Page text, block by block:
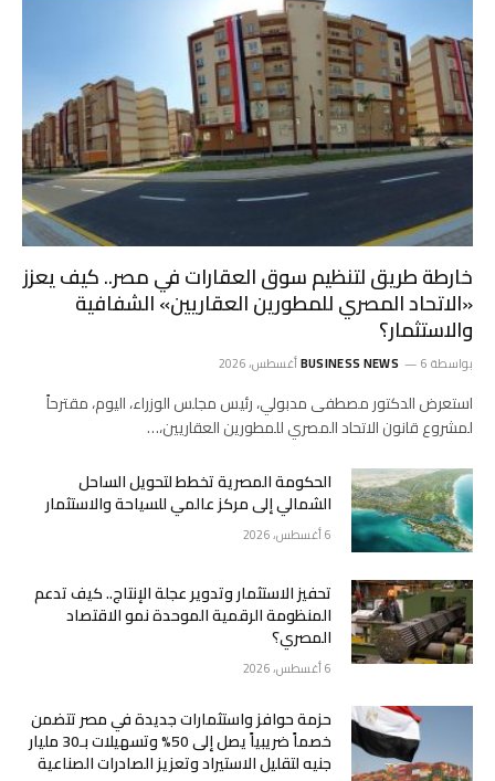
خارطة طريق لتنظيم سوق العقارات في مصر.. كيف يعزز
«الاتحاد المصري للمطورين العقاريين» الشفافية
والاستثمار؟
بواسطة BUSINESS NEWS 6 أغسطس، 2026
استعرض الدكتور مصطفى مدبولي، رئيس مجلس الوزراء، اليوم، مقترحاً
لمشروع قانون الاتحاد المصري للمطورين العقاريين،…
الحكومة المصرية تخطط لتحويل الساحل
الشمالي إلى مركز عالمي للسياحة والاستثمار
6 أغسطس، 2026
تحفيز الاستثمار وتدوير عجلة الإنتاج.. كيف تدعم
المنظومة الرقمية الموحدة نمو الاقتصاد
المصري؟
6 أغسطس، 2026
حزمة حوافز واستثمارات جديدة في مصر تتضمن
خصماً ضريبياً يصل إلى 50% وتسهيلات بـ30 مليار
جنيه لتقليل الاستيراد وتعزيز الصادرات الصناعية